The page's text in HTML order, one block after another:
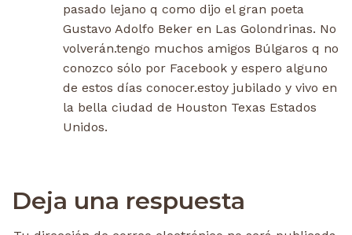
pasado lejano q como dijo el gran poeta
Gustavo Adolfo Beker en Las Golondrinas. No
volverán.tengo muchos amigos Búlgaros q no
conozco sólo por Facebook y espero alguno
de estos días conocer.estoy jubilado y vivo en
la bella ciudad de Houston Texas Estados
Unidos.
Deja una respuesta